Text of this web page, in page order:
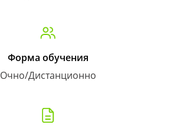
Форма обучения
Очно/Дистанционно